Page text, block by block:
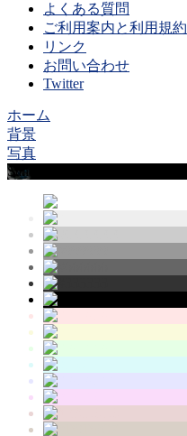
よくある質問
ご利用案内と利用規約
リンク
お問い合わせ
Twitter
ホーム
背景
写真
Sample